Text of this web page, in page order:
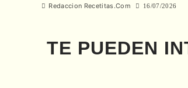
Redaccion Recetitas.Com 16/07/2026
TE PUEDEN